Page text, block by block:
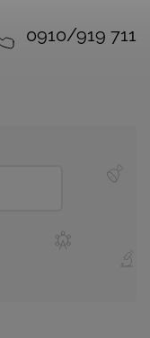
0910/919 711